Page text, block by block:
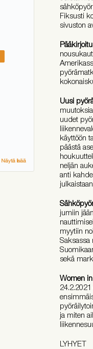
Näytä lisää
Fiksusti
sivuston
Uusi
uudet
käyttöön
päästä
neljän
anti
jumiin
myytiin
Saksassa
sekä
Women
ja miten
LYHYET